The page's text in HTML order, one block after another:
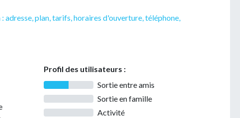
adresse, plan, tarifs, horaires d'ouverture, téléphone,
Profil des utilisateurs :
Sortie entre amis
Sortie en famille
Activité